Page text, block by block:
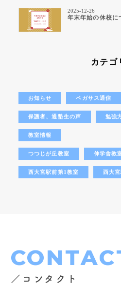
年末年始の休校に
2025-12-26
カテゴ
お知らせ ペガサス通信
保護者、通塾生の声 勉強
教室情報
つつじが丘教室 伸学舎教
西大宮駅前第1教室 西大
／コンタクト